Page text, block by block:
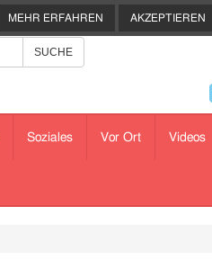
Soziales Vor Ort Videos
MEHR ERFAHREN AKZEPTIEREN